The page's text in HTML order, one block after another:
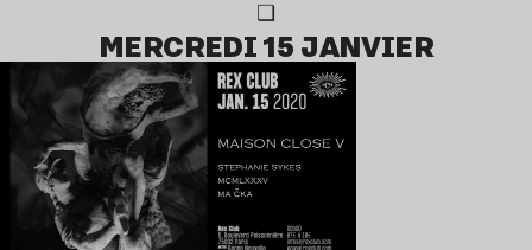
❏
MERCREDI 15 JANVIER